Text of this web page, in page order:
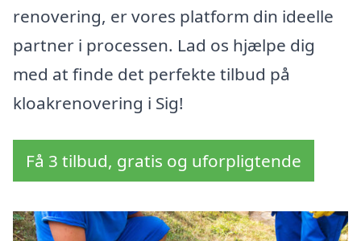
renovering, er vores platform din ideelle
partner i processen. Lad os hjælpe dig
med at finde det perfekte tilbud på
kloakrenovering i Sig!
Få 3 tilbud, gratis og uforpligtende